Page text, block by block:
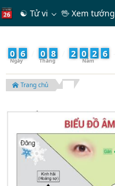
☯ Tử vi 🖖 Xem tướng
0 6 0 8 2 0 2 6
Trang chủ